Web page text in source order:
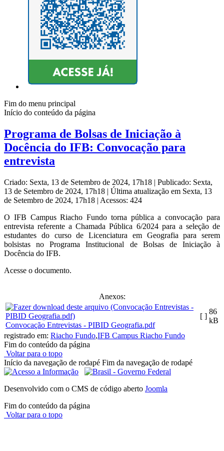
Fim do menu principal
Início do conteúdo da página
Programa de Bolsas de Iniciação à
Docência do IFB: Convocação para
entrevista
Criado: Sexta, 13 de Setembro de 2024, 17h18 | Publicado: Sexta,
13 de Setembro de 2024, 17h18 | Última atualização em Sexta, 13
de Setembro de 2024, 17h18 | Acessos: 424
O IFB Campus Riacho Fundo torna pública a convocação para
entrevista referente a Chamada Pública 6/2024 para a seleção de
estudantes do curso de Licenciatura em Geografia para serem
bolsistas no Programa Institucional de Bolsas de Iniciação à
Docência do IFB.
Acesse o documento.
Anexos:
Convocação Entrevistas - PIBID Geografia.pdf
[ ]
86
kB
registrado em: Riacho Fundo,IFB Campus Riacho Fundo
Fim do conteúdo da página
Voltar para o topo
Início da navegação de rodapé Fim da navegação de rodapé
Desenvolvido com o CMS de código aberto Joomla
Fim do conteúdo da página
Voltar para o topo